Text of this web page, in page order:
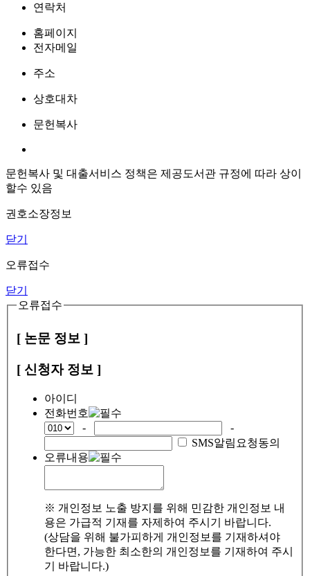
연락처
홈페이지
전자메일
주소
상호대차
문헌복사
문헌복사 및 대출서비스 정책은 제공도서관 규정에 따라 상이
할수 있음
권호소장정보
닫기
오류접수
닫기
오류접수
[ 논문 정보 ]
[ 신청자 정보 ]
아이디
전화번호
-
-
SMS알림요청동의
오류내용
※ 개인정보 노출 방지를 위해 민감한 개인정보 내
용은 가급적 기재를 자제하여 주시기 바랍니다.
(상담을 위해 불가피하게 개인정보를 기재하셔야
한다면, 가능한 최소한의 개인정보를 기재하여 주시
기 바랍니다.)